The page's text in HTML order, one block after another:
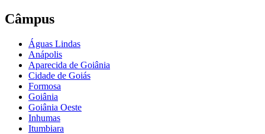
Câmpus
Águas Lindas
Anápolis
Aparecida de Goiânia
Cidade de Goiás
Formosa
Goiânia
Goiânia Oeste
Inhumas
Itumbiara